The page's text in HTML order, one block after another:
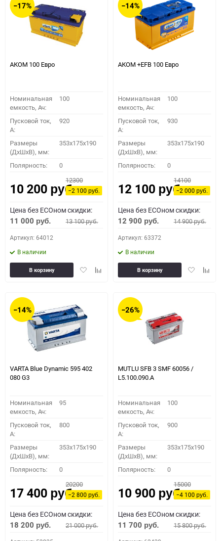
−17%
АКОМ 100 Евро
Номинальная
емкость, Ач:
100
Пусковой ток,
A:
920
Размеры
(ДхШхВ), мм:
353x175x190
Полярность: 0
10 200 руб.
12300
−2 100руб.
Цена без ECOном скидки:
11 000 руб. 13 100руб.
Артикул: 64012
В наличии
ДобавитьДобавить
В корзину
−14%
АКОМ +EFB 100 Евро
Номинальная
емкость, Ач:
100
Пусковой ток,
A:
930
Размеры
(ДхШхВ), мм:
353x175x190
Полярность: 0
12 100 руб.
14100
−2 000руб.
Цена без ECOном скидки:
12 900 руб. 14 900руб.
Артикул: 63372
В наличии
Добавить
В корзину
−14%
VARTA Blue Dynamic 595 402
080 G3
Номинальная
емкость, Ач:
95
Пусковой ток,
A:
800
Размеры
(ДхШхВ), мм:
353x175x190
Полярность: 0
17 400 руб.
20200
−2 800руб.
Цена без ECOном скидки:
18 200 руб. 21 000руб.
−26%
MUTLU SFB 3 SMF 60056 /
L5.100.090.A
Номинальная
емкость, Ач:
100
Пусковой ток,
A:
900
Размеры
(ДхШхВ), мм:
353x175x190
Полярность: 0
10 900 руб.
15000
−4 100руб.
Цена без ECOном скидки:
11 700 руб. 15 800руб.